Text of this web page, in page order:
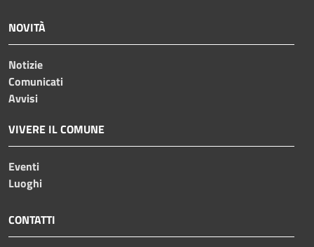
NOVITÀ
Notizie
Comunicati
Avvisi
VIVERE IL COMUNE
Eventi
Luoghi
CONTATTI